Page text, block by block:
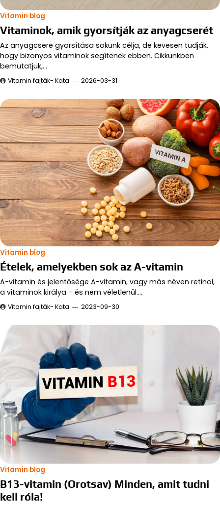
Vitamin blog
Vitaminok, amik gyorsítják az anyagcserét
Az anyagcsere gyorsítása sokunk célja, de kevesen tudják,
hogy bizonyos vitaminok segítenek ebben. Cikkünkben
bemutatjuk,…
Vitamin fajták- Kata 2026-03-31
Vitamin blog
Ételek, amelyekben sok az A-vitamin
A-vitamin és jelentősége A-vitamin, vagy más néven retinol,
a vitaminok királya – és nem véletlenül.…
Vitamin fajták- Kata 2023-09-30
Vitamin blog
B13-vitamin (Orotsav) Minden, amit tudni
kell róla!